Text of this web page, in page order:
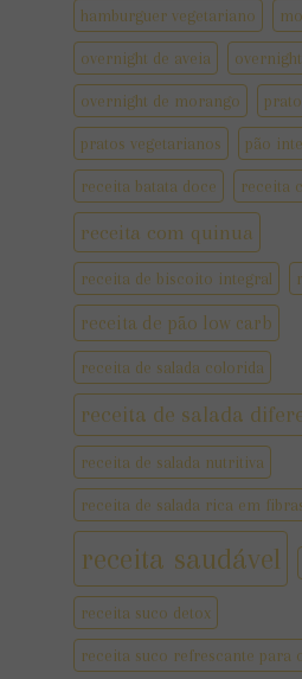
hamburguer vegetariano
overnight de aveia
overnight de morango
pratos vegetarianos pão
receita batata doce receita
receita com quinua
receita de biscoito integral
receita de pão low carb
receita de salada colorida
receita de salada
receita de salada nutritiva
receita de salada rica em
receita saudável
receita suco detox
receita suco refrescante para